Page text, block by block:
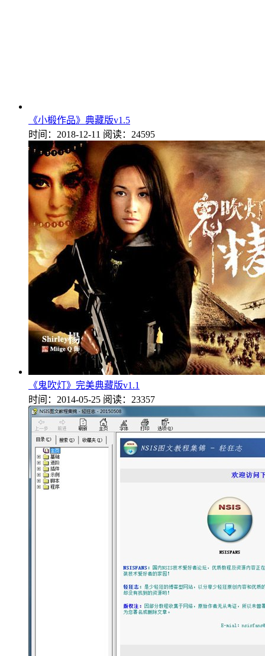
《小椴作品》典藏版v1.5
时间：2018-12-11 阅读：24595
《鬼吹灯》完美典藏版v1.1
时间：2014-05-25 阅读：23357